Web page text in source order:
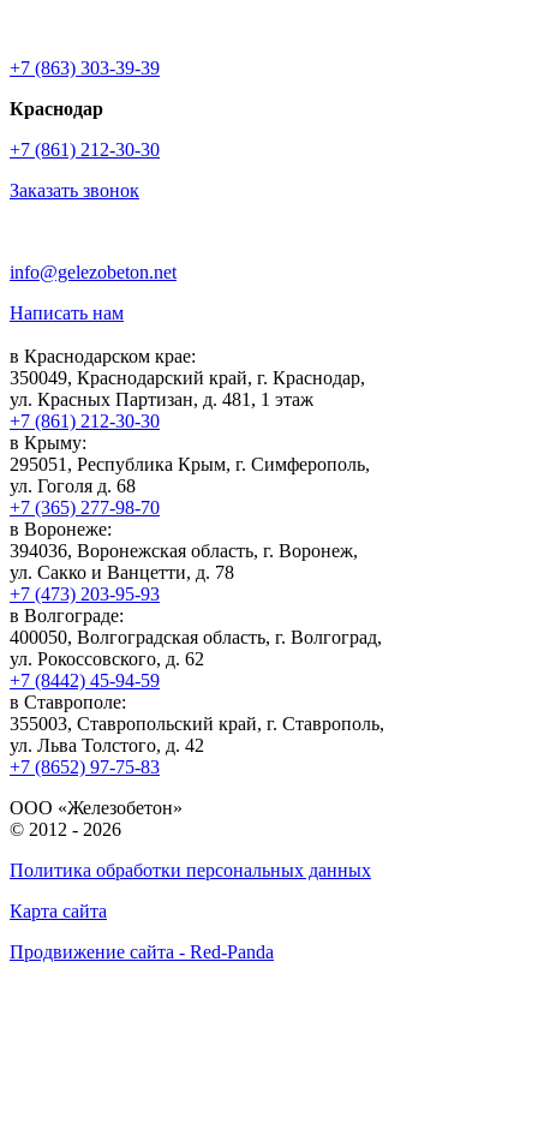
+7 (863) 303-39-39
Краснодар
+7 (861) 212-30-30
Заказать звонок
info@gelezobeton.net
Написать нам
в Краснодарском крае:
350049, Краснодарский край, г. Краснодар,
ул. Красных Партизан, д. 481, 1 этаж
+7 (861) 212-30-30
в Крыму:
295051, Республика Крым, г. Симферополь,
ул. Гоголя д. 68
+7 (365) 277-98-70
в Воронеже:
394036, Воронежская область, г. Воронеж,
ул. Сакко и Ванцетти, д. 78
+7 (473) 203-95-93
в Волгограде:
400050, Волгоградская область, г. Волгоград,
ул. Рокоссовского, д. 62
+7 (8442) 45-94-59
в Ставрополе:
355003, Ставропольский край, г. Ставрополь,
ул. Льва Толстого, д. 42
+7 (8652) 97-75-83
ООО «Железобетон»
© 2012 - 2026
Политика обработки персональных данных
Карта сайта
Продвижение сайта - Red-Panda